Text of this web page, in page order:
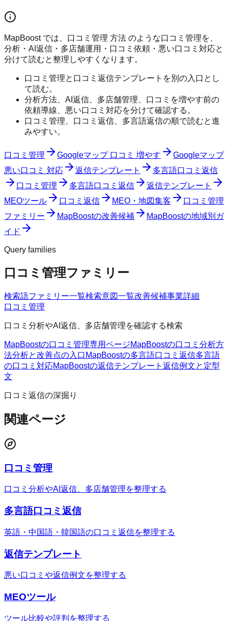
MapBoost では、口コミ管理 方法 のような口コミ管理を、
分析・AI返信・多店舗運用・口コミ依頼・悪い口コミ対応と
分けて読むと整理しやすくなります。
口コミ管理と口コミ返信テンプレートを別の入口とし
て読む。
分析方法、AI返信、多店舗管理、口コミを増やす前の
依頼導線、悪い口コミ対応を分けて確認する。
口コミ管理、口コミ返信、多言語返信の順で読むと進
みやすい。
口コミ管理 Googleマップ 口コミ 増やす
Googleマップ
悪い口コミ 対応
返信テンプレート
多言語口コミ返信
口コミ管理
多言語口コミ返信
返信テンプレート
MEOツール
口コミ返信 MEO・地図集客
口コミ管理
ファミリー
MapBoostの改善候補
MapBoostの地域別ガ
イド
Query families
口コミ管理ファミリー
検索語ファミリー一覧検索意図一覧改善候補事業詳細
口コミ管理
口コミ分析やAI返信、多店舗管理を確認する検索
MapBoostの口コミ管理専用ページMapBoostの口コミ分析方
法分析と改善点の入口 MapBoostの多言語口コミ返信多言語
の口コミ対応MapBoostの返信テンプレート 返信例文と定型
文
口コミ返信の深掘り
関連ページ
口コミ管理
口コミ分析やAI返信、多店舗管理を整理する
多言語口コミ返信
英語・中国語・韓国語の口コミ返信を整理する
返信テンプレート
悪い口コミや返信例文を整理する
MEOツール
ツール比較や評判を整理する